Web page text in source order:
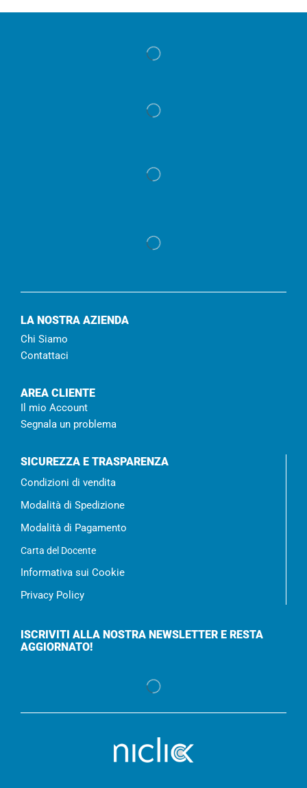
LA NOSTRA AZIENDA
Chi Siamo
Contattaci
AREA CLIENTE
Il mio Account
Segnala un problema
SICUREZZA E TRASPARENZA
Condizioni di vendita
Modalità di Spedizione
Modalità di Pagamento
Carta del Docente
Informativa sui Cookie
Privacy Policy
ISCRIVITI ALLA NOSTRA NEWSLETTER E RESTA
AGGIORNATO!